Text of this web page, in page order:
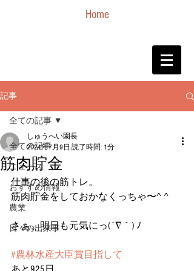
Home
記事
全ての記事
ニュース
おすすめ情報
農業
日々の出来事
全ての記事
筋肉貯金
しゅうへい園長
2024年7月9日 読了時間: 1分
仕事の後の筋トレ。
筋肉貯金をしておかなくっちゃ〜^ ^
さぁ、明日も元気にっ(´∇｀) ﾉ
#農林水産大臣賞目指して